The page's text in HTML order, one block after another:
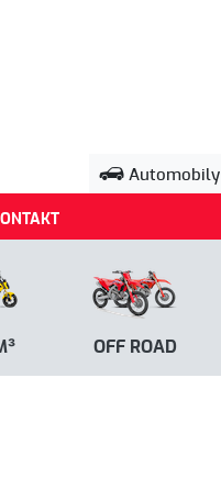
Automobily
OFF ROAD